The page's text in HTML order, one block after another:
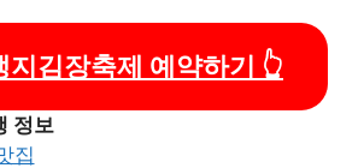
지김장축제 예약하기 👆
정보
집